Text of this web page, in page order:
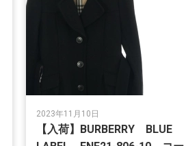
2023年11月10日
【入荷】BURBERRY BLUE